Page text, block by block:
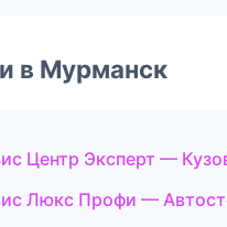
в Мурманск
Центр Эксперт —
Люкс Профи —